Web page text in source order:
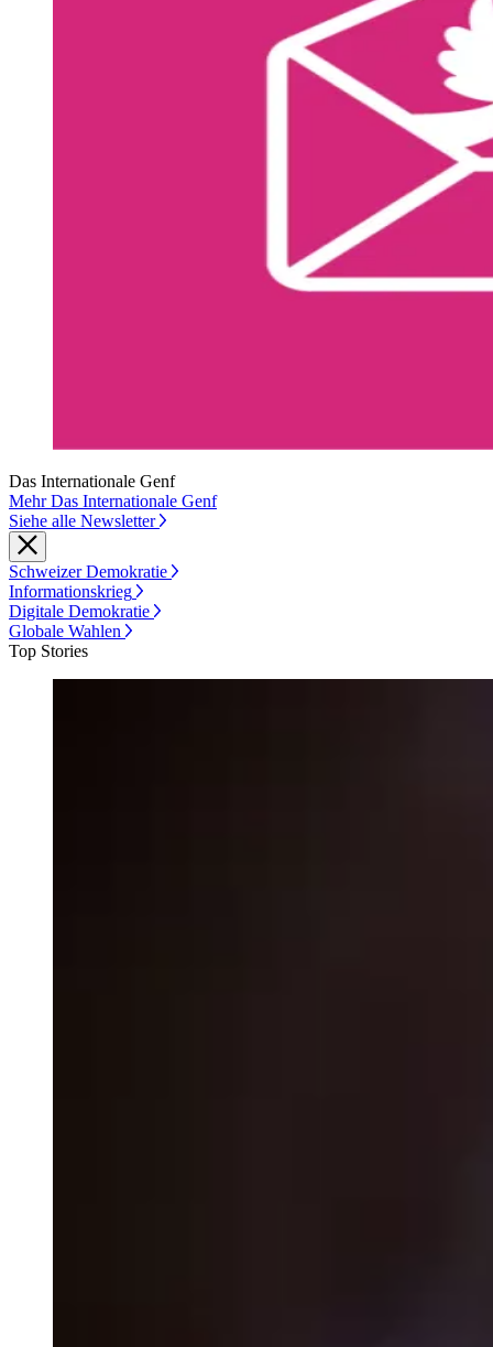
Das Internationale Genf
Mehr Das Internationale Genf
Siehe alle Newsletter
Schweizer Demokratie
Informationskrieg
Digitale Demokratie
Globale Wahlen
Top Stories